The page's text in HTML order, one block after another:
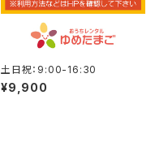
土日祝：9:00-16:30
¥9,900